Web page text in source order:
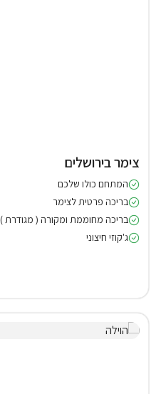
צימר בירושלים
המתחם כולו שלכם
בריכה פרטית לצימר
בריכה מחוממת ומקורה ( מגודרת )
ג'קוזי חיצוני